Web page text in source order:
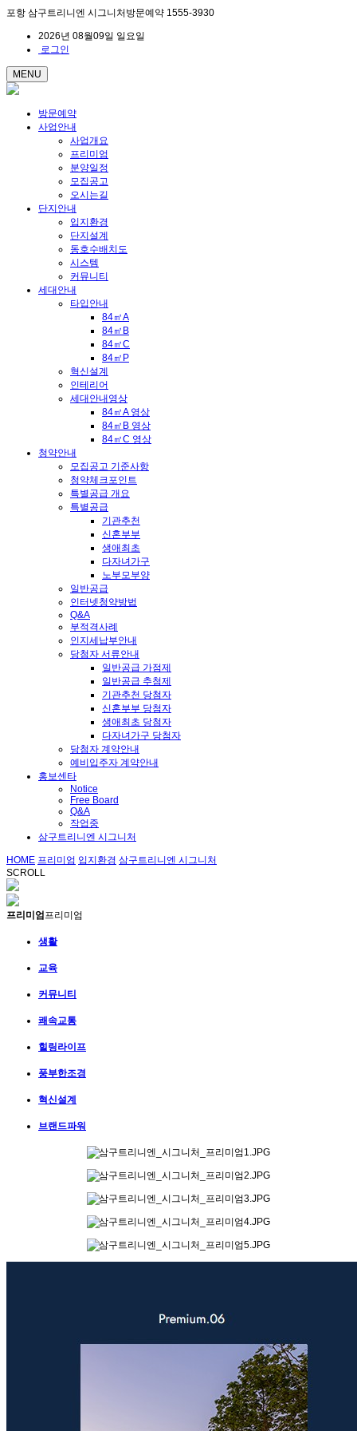
포항 삼구트리니엔 시그니처방문예약 1555-3930
2026년 08월09일 일요일
로그인
MENU
방문예약
사업안내
사업개요
프리미엄
분양일정
모집공고
오시는길
단지안내
입지환경
단지설계
동호수배치도
시스템
커뮤니티
세대안내
타입안내
84㎡A
84㎡B
84㎡C
84㎡P
혁신설계
인테리어
세대안내영상
84㎡A 영상
84㎡B 영상
84㎡C 영상
청약안내
모집공고 기준사항
청약체크포인트
특별공급 개요
특별공급
기관추천
신혼부부
생애최초
다자녀가구
노부모부양
일반공급
인터넷청약방법
Q&A
부적격사례
인지세납부안내
당첨자 서류안내
일반공급 가점제
일반공급 추첨제
기관추천 당첨자
신혼부부 당첨자
생애최초 당첨자
다자녀가구 당첨자
당첨자 계약안내
예비입주자 계약안내
홍보센타
Notice
Free Board
Q&A
작업중
삼구트리니엔 시그니처
HOME 프리미엄 입지환경 삼구트리니엔 시그니처
SCROLL
프리미엄 프리미엄
생활
교육
커뮤니티
쾌속교통
힐링라이프
풍부한조경
혁신설계
브랜드파워